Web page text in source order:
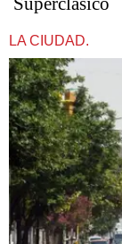
LA CIUDAD.